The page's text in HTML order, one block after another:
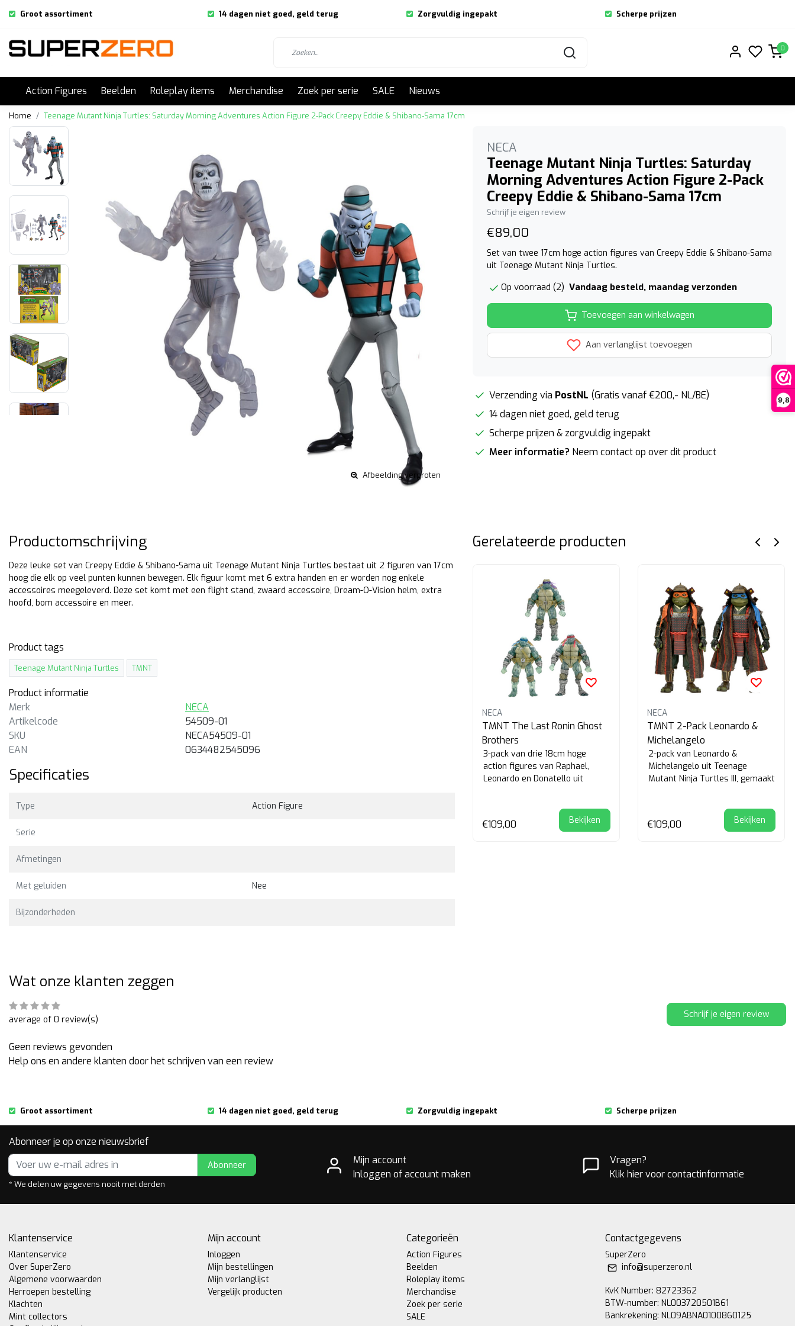
9,8
Groot assortiment 14 dagen niet goed, geld terug Zorgvuldig ingepakt Scherpe prijzen
0
Action Figures Beelden Roleplay items Merchandise Zoek per serie SALE Nieuws
Home Teenage Mutant Ninja Turtles: Saturday Morning Adventures Action Figure 2-Pack Creepy Eddie & Shibano-Sama 17cm
Afbeelding vergroten
NECA
Teenage Mutant Ninja Turtles: Saturday
Morning Adventures Action Figure 2-Pack
Creepy Eddie & Shibano-Sama 17cm
Schrijf je eigen review
€89,00
Set van twee 17cm hoge action figures van Creepy Eddie & Shibano-Sama
uit Teenage Mutant Ninja Turtles.
Op voorraad (2) Vandaag besteld, maandag verzonden
Toevoegen aan winkelwagen
Aan verlanglijst toevoegen
Verzending via PostNL (Gratis vanaf €200,- NL/BE)
14 dagen niet goed, geld terug
Scherpe prijzen & zorgvuldig ingepakt
Meer informatie? Neem contact op over dit product
Productomschrijving
Deze leuke set van Creepy Eddie & Shibano-Sama uit Teenage Mutant Ninja Turtles bestaat uit 2 figuren van 17cm
hoog die elk op veel punten kunnen bewegen. Elk figuur komt met 6 extra handen en er worden nog enkele
accessoires meegeleverd. Deze set komt met een flight stand, zwaard accessoire, Dream-O-Vision helm, extra
hoofd, bom accessoire en meer.
Product tags
Teenage Mutant Ninja Turtles TMNT
Product informatie
Merk
NECA
Artikelcode
54509-01
SKU
NECA54509-01
EAN
0634482545096
Specificaties
Type Action Figure
Serie
Afmetingen
Met geluiden Nee
Bijzonderheden
Gerelateerde producten
Hunter Leonardo
hoge action figure van
Leonardo uit de Teenage
Ninja Turtles Mirage
TMNT Old Man Raphael
18cm hoge action figure van Old
NECA
TMNT The Last Ronin Ghost
Brothers
3-pack van drie 18cm hoge
action figures van Raphael,
Leonardo en Donatello uit
€109,00 Bekijken
NECA
TMNT 2-Pack Leonardo &
Michelangelo
2-pack van Leonardo &
Michelangelo uit Teenage
Mutant Ninja Turtles III, gemaakt
€109,00 Bekijken
Wat onze klanten zeggen
average of 0 review(s) Schrijf je eigen review
Geen reviews gevonden
Help ons en andere klanten door het schrijven van een review
Groot assortiment 14 dagen niet goed, geld terug Zorgvuldig ingepakt Scherpe prijzen
Abonneer je op onze nieuwsbrief
Abonneer
* We delen uw gegevens nooit met derden
Mijn account
Inloggen of account maken
Vragen?
Klik hier voor contactinformatie
Klantenservice
Klantenservice
Over SuperZero
Algemene voorwaarden
Herroepen bestelling
Klachten
Mint collectors
Mijn account
Inloggen
Mijn bestellingen
Mijn verlanglijst
Vergelijk producten
Categorieën
Action Figures
Beelden
Roleplay items
Merchandise
Zoek per serie
SALE
Contactgegevens
SuperZero
info@superzero.nl
KvK Number: 82723362
BTW-number: NL003720501B61
Bankrekening: NL09ABNA0100860125